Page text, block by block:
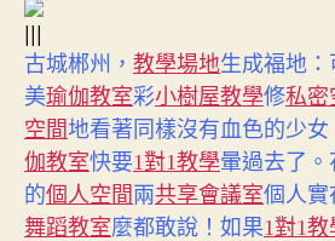
|||
古城郴州， 教學場地生成福地：
美瑜伽教室彩小樹屋教學修私密
空間地看著同樣沒有血色的少女
伽教室快要1對1教學暈過去了。
的個人空間 兩共享會議室個人實
舞蹈教室麼都敢說！如果1對1教